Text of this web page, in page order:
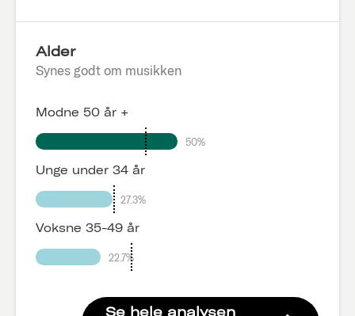
Alder
Synes godt om musikken
Modne 50 år +
50%
Unge under 34 år
27.3%
Voksne 35-49 år
22.7%
Se hele analysen